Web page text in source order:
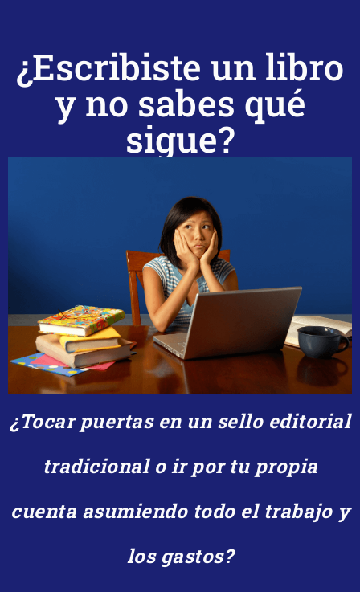
¿Escribiste un libro
y no sabes qué
sigue?
¿Tocar puertas en un sello editorial
tradicional o ir por tu propia
cuenta asumiendo todo el trabajo y
los gastos?